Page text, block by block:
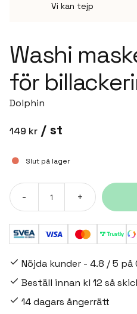
Vi kan tejp
Washi
för
Dolphin
149 kr / st
Slut på lager
- +
Nöjda kunder - 4.8 / 5 på
Beställ innan kl 12 så
14 dagars ångerrätt